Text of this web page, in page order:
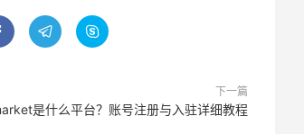
 
下一篇
是什么平台？账号注册与入驻详细教程